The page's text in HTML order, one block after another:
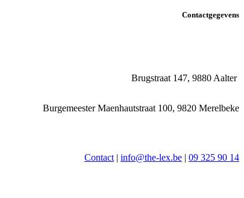
Contactgegevens
Brugstraat 147, 9880 Aalter
Burgemeester Maenhautstraat 100, 9820 Merelbeke
Contact | info@the-lex.be | 09 325 90 14